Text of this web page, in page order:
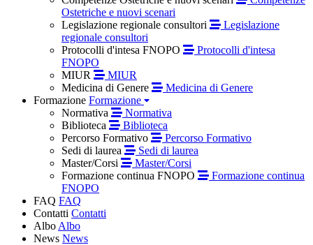
Ostetriche e nuovi scenari
Legislazione regionale consultori
Legislazione
regionale consultori
Protocolli d'intesa FNOPO
Protocolli d'intesa
FNOPO
MIUR
MIUR
Medicina di Genere
Medicina di Genere
Formazione Formazione
Normativa
Normativa
Biblioteca
Biblioteca
Percorso Formativo
Percorso Formativo
Sedi di laurea
Sedi di laurea
Master/Corsi
Master/Corsi
Formazione continua FNOPO
Formazione continua
FNOPO
FAQ FAQ
Contatti Contatti
Albo Albo
News News